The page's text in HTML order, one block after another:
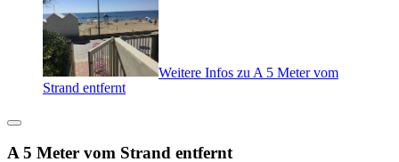
Weitere Infos zu A 5 Meter vom
Strand entfernt
A 5 Meter vom Strand entfernt